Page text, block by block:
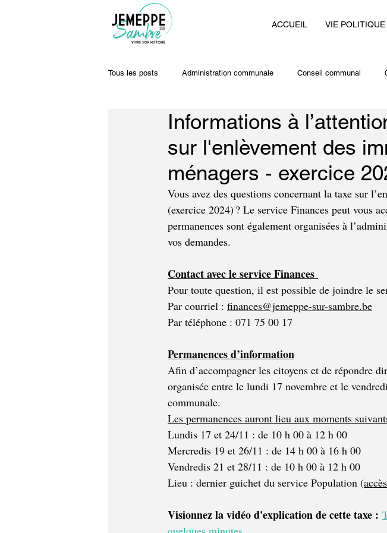
ACCUEIL VIE POLITIQUE
Tous les posts Administration communale Conseil communal
Travaux & voiries Offres d'emploi Autres actualités
Informations à
sur l'enlèvement des
ménagers - exercice
Vous avez des questions concernant la taxe sur
(exercice 2024) ? Le service Finances peut vous
permanences sont également organisées à
vos demandes.
Contact avec le service Finances
Pour toute question, il est possible de joindre le
Par courriel : finances@jemeppe-sur-sambre.be
Par téléphone : 071 75 00 17
Permanences d’information
Afin d’accompagner les citoyens et de répondre
organisée entre le lundi 17 novembre et le
communale.
Les permanences auront lieu aux moments
Lundis 17 et 24/11 : de 10 h 00 à 12 h 00
Mercredis 19 et 26/11 : de 14 h 00 à 16 h 00
Vendredis 21 et 28/11 : de 10 h 00 à 12 h 00
Lieu : dernier guichet du service Population (
Visionnez la vidéo d'explication de cette taxe :